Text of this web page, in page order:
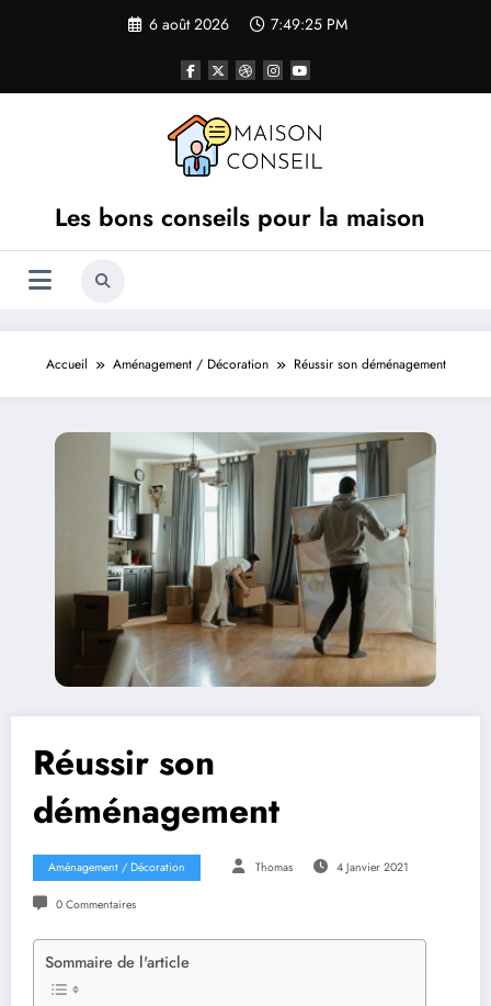
6 août 2026 7:49:26 PM
Les bons conseils pour la maison
Accueil Aménagement / Décoration Réussir son déménagement
Réussir son
déménagement
Aménagement / Décoration Thomas 4 Janvier 2021
0 Commentaires
Sommaire de l'article